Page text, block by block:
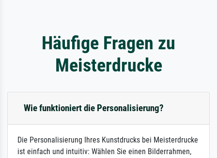
Häufige Fragen zu
Meisterdrucke
Wie funktioniert die Personalisierung?
Die Personalisierung Ihres Kunstdrucks bei Meisterdrucke
ist einfach und intuitiv: Wählen Sie einen Bilderrahmen,